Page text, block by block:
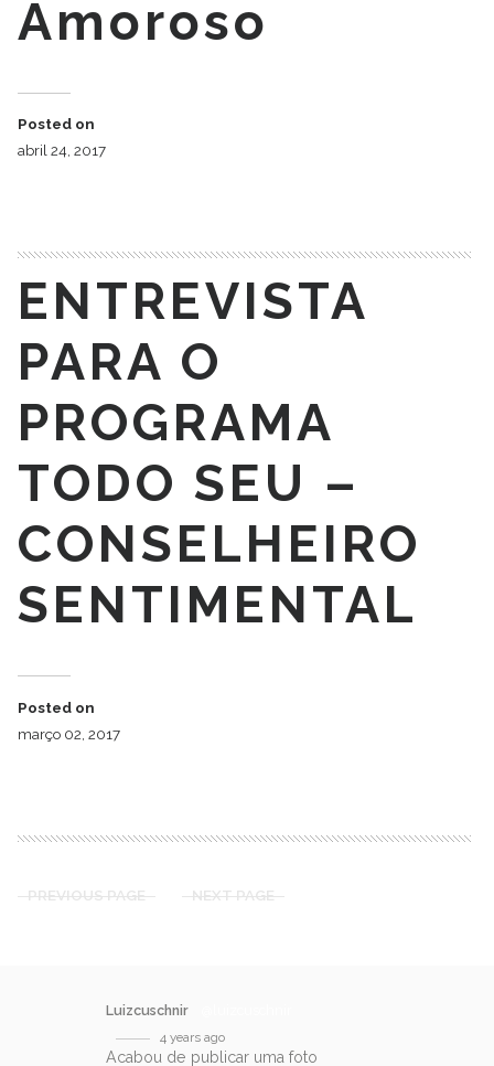
Amoroso
Posted on
abril 24, 2017
ENTREVISTA
PARA O
PROGRAMA
TODO SEU –
CONSELHEIRO
SENTIMENTAL
Posted on
março 02, 2017
PREVIOUS PAGE NEXT PAGE
Luizcuschnir
4 years ago
Acabou de publicar uma foto